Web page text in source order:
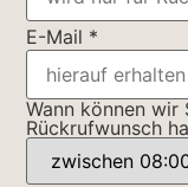
Sie
Nachricht
E-Mail *
Wann können wir
Rückrufwunsch